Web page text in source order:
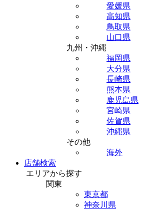
愛媛県
高知県
鳥取県
山口県
九州・沖縄
福岡県
大分県
長崎県
熊本県
鹿児島県
宮崎県
佐賀県
沖縄県
その他
海外
店舗検索
エリアから探す
関東
東京都
神奈川県